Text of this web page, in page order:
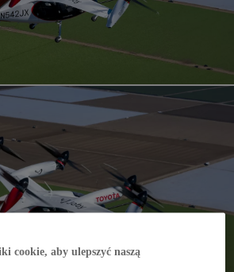
cookie, aby ulepszyć naszą